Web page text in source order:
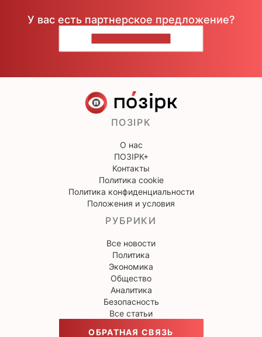
У вас есть партнерское предложение?
ПОЗІРК
О нас
ПОЗІРК+
Контакты
Политика cookie
Политика конфиденциальности
Положения и условия
РУБРИКИ
Все новости
Политика
Экономика
Общество
Аналитика
Безопасность
Все статьи
ОБРАТНАЯ СВЯЗЬ